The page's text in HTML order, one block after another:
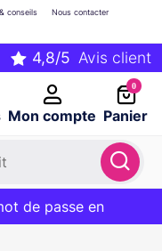
Mon compte
conseils
Nous contacter
0
Panier
sur votre panier
le codeBIENVENUE
passe en